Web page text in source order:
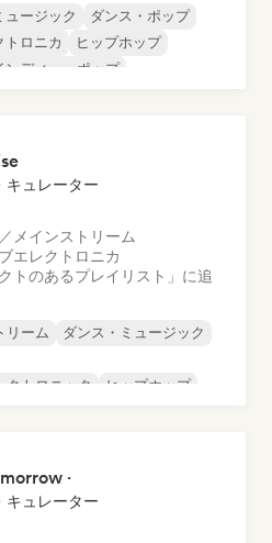
ュージック
ダンス・ポップ
トロニカ
ヒップホップ
ンディー・ポップ
キュレーター
メインストリーム
エレクトロニカ
トのあるプレイリスト」に追
リーム
ダンス・ミュージック
クトロニック
ヒップホップ
·
キュレーター